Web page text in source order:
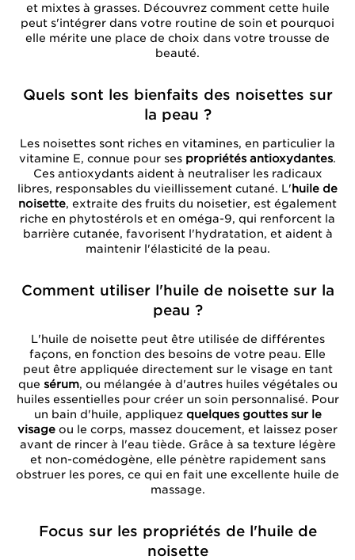
et mixtes à grasses. Découvrez comment cette huile
peut s'intégrer dans votre routine de soin et pourquoi
elle mérite une place de choix dans votre trousse de
beauté.
Quels sont les bienfaits des noisettes sur
la peau ?
Les noisettes sont riches en vitamines, en particulier la
vitamine E, connue pour ses propriétés antioxydantes.
Ces antioxydants aident à neutraliser les radicaux
libres, responsables du vieillissement cutané. L' huile de
noisette, extraite des fruits du noisetier, est également
riche en phytostérols et en oméga-9, qui renforcent la
barrière cutanée, favorisent l'hydratation, et aident à
maintenir l'élasticité de la peau.
Comment utiliser l'huile de noisette sur la
peau ?
L'huile de noisette peut être utilisée de différentes
façons, en fonction des besoins de votre peau. Elle
peut être appliquée directement sur le visage en tant
que sérum, ou mélangée à d'autres huiles végétales ou
huiles essentielles pour créer un soin personnalisé. Pour
un bain d'huile, appliquez quelques gouttes sur le
visage ou le corps, massez doucement, et laissez poser
avant de rincer à l'eau tiède. Grâce à sa texture légère
et non-comédogène, elle pénètre rapidement sans
obstruer les pores, ce qui en fait une excellente huile de
massage.
Focus sur les propriétés de l'huile de
noisette